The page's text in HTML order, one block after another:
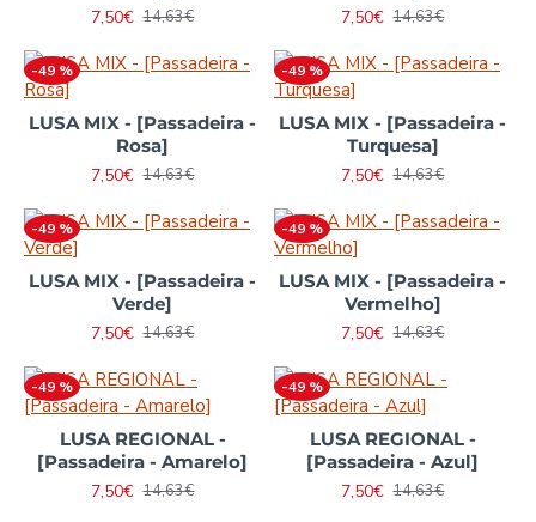
7,50€ 14,63€
7,50€ 14,63€
-49 %
LUSA MIX - [Passadeira -
Rosa]
7,50€ 14,63€
-49 %
LUSA MIX - [Passadeira -
Turquesa]
7,50€ 14,63€
-49 %
LUSA MIX - [Passadeira -
Verde]
7,50€ 14,63€
-49 %
LUSA MIX - [Passadeira -
Vermelho]
7,50€ 14,63€
-49 %
LUSA REGIONAL -
[Passadeira - Amarelo]
7,50€ 14,63€
-49 %
LUSA REGIONAL -
[Passadeira - Azul]
7,50€ 14,63€